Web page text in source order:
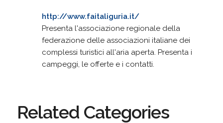
http://www.faitaliguria.it/
Presenta l'associazione regionale della
federazione delle associazioni italiane dei
complessi turistici all'aria aperta. Presenta i
campeggi, le offerte e i contatti.
Related Categories